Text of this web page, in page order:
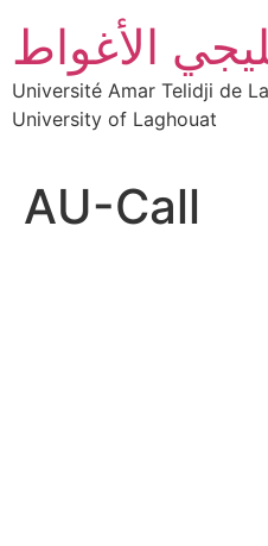
الأغواط
Université Amar Telidji de
University of Laghouat
AU-Call